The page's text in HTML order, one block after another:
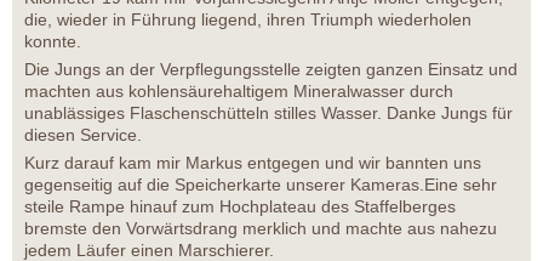
die, wieder in Führung liegend, ihren Triumph wiederholen
konnte.
Die Jungs an der Verpflegungsstelle zeigten ganzen Einsatz und
machten aus kohlensäurehaltigem Mineralwasser durch
unablässiges Flaschenschütteln stilles Wasser. Danke Jungs für
diesen Service.
Kurz darauf kam mir Markus entgegen und wir bannten uns
gegenseitig auf die Speicherkarte unserer Kameras.Eine sehr
steile Rampe hinauf zum Hochplateau des Staffelberges
bremste den Vorwärtsdrang merklich und machte aus nahezu
jedem Läufer einen Marschierer.